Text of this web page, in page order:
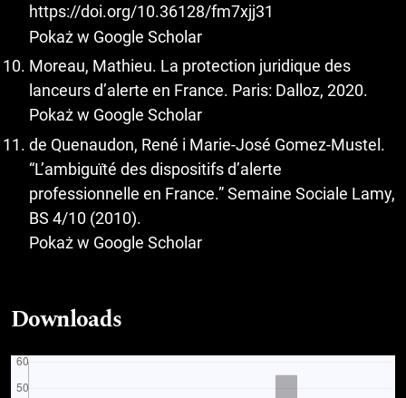
https://doi.org/10.36128/fm7xjj31
Pokaż w Google Scholar
Moreau, Mathieu. La protection juridique des
lanceurs d’alerte en France. Paris: Dalloz, 2020.
Pokaż w Google Scholar
de Quenaudon, René i Marie-José Gomez-Mustel.
“L’ambiguïté des dispositifs d’alerte
professionnelle en France.” Semaine Sociale Lamy,
BS 4/10 (2010).
Pokaż w Google Scholar
Downloads